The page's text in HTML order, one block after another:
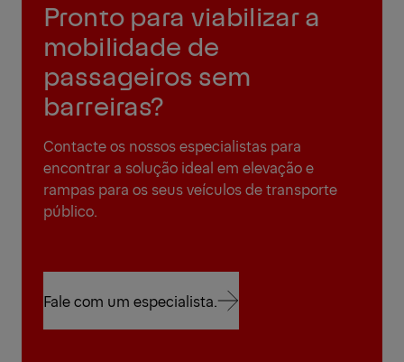
Pronto para viabilizar a
mobilidade de
passageiros sem
barreiras?
Contacte os nossos especialistas para
encontrar a solução ideal em elevação e
rampas para os seus veículos de transporte
público.
Fale com um especialista.